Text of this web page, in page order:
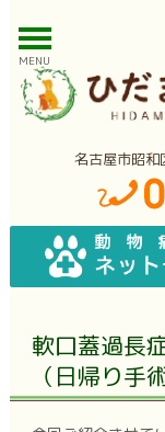
MENU
名古屋市昭和
軟口蓋過長
（日帰り手